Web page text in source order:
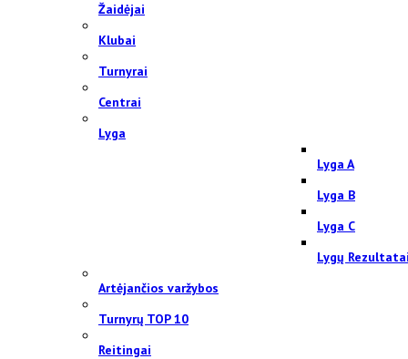
Žaidėjai
Klubai
Turnyrai
Centrai
Lyga
Lyga A
Lyga B
Lyga C
Lygų
Artėjančios varžybos
Turnyrų TOP 10
Reitingai